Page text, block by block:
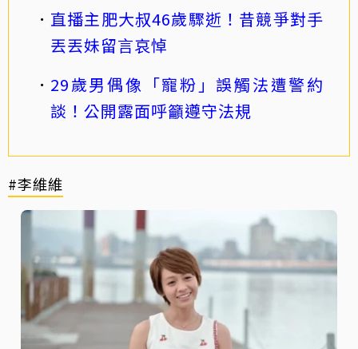
直播主肥大叔46歲驟逝！昔競爭對手
丟丟妹留言哀悼
29歲男偶像「寵粉」誤觸法遭警約
談！公開露面呼籲遵守法規
#李維維